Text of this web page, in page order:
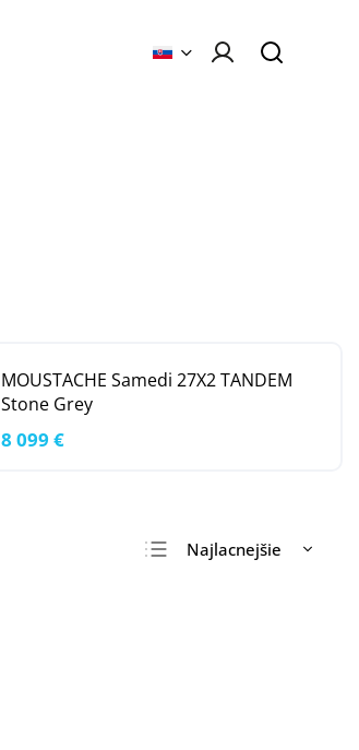
MOUSTACHE Samedi 27X2 TANDEM
Stone Grey
8 099 €
Najlacnejšie